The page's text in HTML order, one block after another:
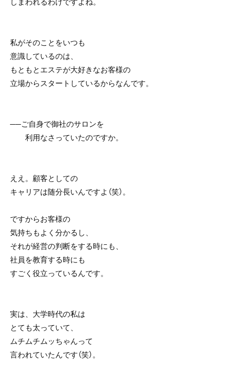
私がそのことをいつも
意識しているのは、
もともとエステが大好きなお客様の
立場からスタートしているからなんです。
──ご自身で御社のサロンを
利用なさっていたのですか。
ええ。顧客としての
キャリアは随分長いんですよ（笑）。
ですからお客様の
気持ちもよく分かるし、
それが経営の判断をする時にも、
社員を教育する時にも
すごく役立っているんです。
実は、大学時代の私は
とても太っていて、
ムチムチムッちゃんって
言われていたんです（笑）。